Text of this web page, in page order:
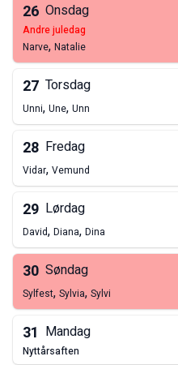
26 Onsdag
andre juledag
Narve, Natalie
27 Torsdag
Unni, Une, Unn
28 Fredag
Vidar, Vemund
29 Lørdag
David, Diana, Dina
30 Søndag
Sylfest, Sylvia, Sylvi
31 Mandag
nyttårsaften